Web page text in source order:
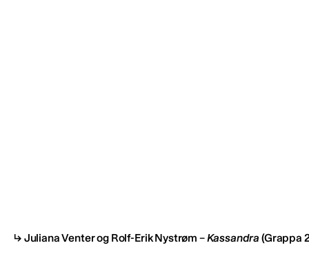
Juliana Venter og Rolf-Erik Nystrøm –Kassandra (Grappa